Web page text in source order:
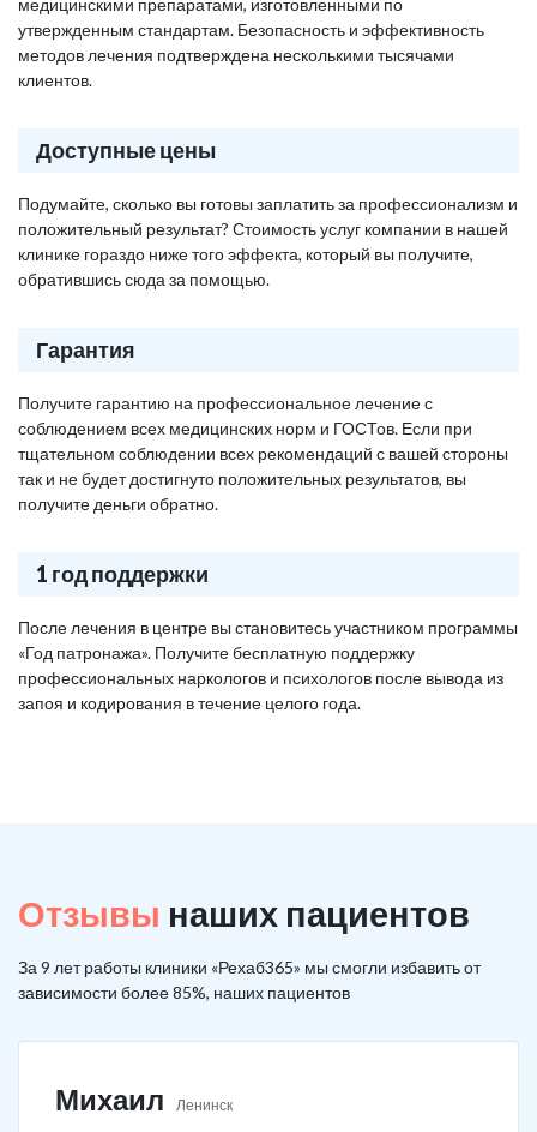
медицинскими препаратами, изготовленными по
утвержденным стандартам. Безопасность и эффективность
методов лечения подтверждена несколькими тысячами
клиентов.
Доступные цены
Подумайте, сколько вы готовы заплатить за профессионализм и
положительный результат? Стоимость услуг компании в нашей
клинике гораздо ниже того эффекта, который вы получите,
обратившись сюда за помощью.
Гарантия
Получите гарантию на профессиональное лечение с
соблюдением всех медицинских норм и ГОСТов. Если при
тщательном соблюдении всех рекомендаций с вашей стороны
так и не будет достигнуто положительных результатов, вы
получите деньги обратно.
1 год поддержки
После лечения в центре вы становитесь участником программы
«Год патронажа». Получите бесплатную поддержку
профессиональных наркологов и психологов после вывода из
запоя и кодирования в течение целого года.
Отзывы наших пациентов
За 9 лет работы клиники «Рехаб365» мы смогли избавить от
зависимости более 85%, наших пациентов
Михаил Ленинск